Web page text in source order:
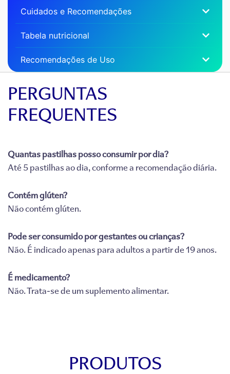
Cuidados e Recomendações
Tabela nutricional
Recomendações de Uso
PERGUNTAS
FREQUENTES
Quantas pastilhas posso consumir por dia?
Até 5 pastilhas ao dia, conforme a recomendação diária.
Contém glúten?
Não contém glúten.
Pode ser consumido por gestantes ou crianças?
Não. É indicado apenas para adultos a partir de 19 anos.
É medicamento?
Não. Trata-se de um suplemento alimentar.
PRODUTOS